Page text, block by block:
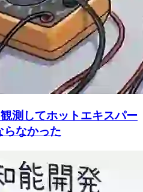
測してホットエキスパー
らなかった